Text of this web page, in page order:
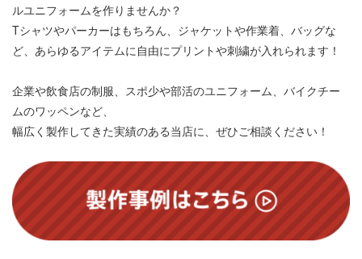
ルユニフォームを作りませんか？
Tシャツやパーカーはもちろん、ジャケットや作業着、バッグな
ど、あらゆるアイテムに自由にプリントや刺繍が入れられます！
企業や飲食店の制服、スポ少や部活のユニフォーム、バイクチー
ムのワッペンなど、
幅広く製作してきた実績のある当店に、ぜひご相談ください！